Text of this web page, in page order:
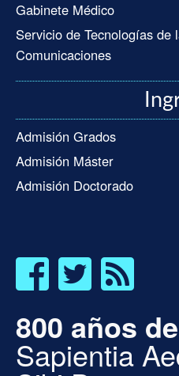
Gabinete Médico
Servicio de Tecnologías de
Comunicaciones
Admisión Grados
Admisión Máster
Admisión Doctorado
800 años
Sapientia